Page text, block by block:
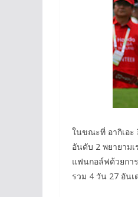
ในขณะที่ อากิเอะ
อันดับ 2 พยายาม
แฟนกอล์ฟด้วยกา
รวม 4 วัน 27 อัน